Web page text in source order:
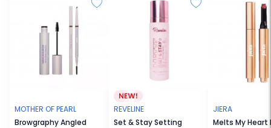
MOTHER OF PEARL
Browgraphy Angled
REVELINE
Set & Stay Setting
JIERA
Melts My Heart